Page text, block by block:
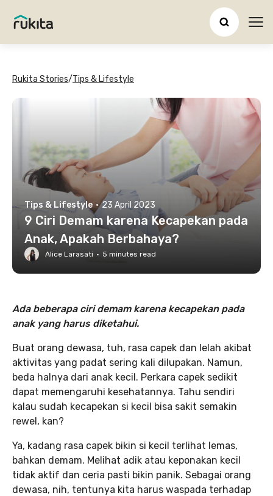
Rukita Stories/Tips & Lifestyle
Tips & Lifestyle · 23 April 2023
9 Ciri Demam karena Kecapekan pada
Anak, Apakah Berbahaya?
Alice Larasati · 5 minutes read
Ada beberapa ciri demam karena kecapekan pada
anak yang harus diketahui.
Buat orang dewasa, tuh, rasa capek dan lelah akibat
aktivitas yang padat sering kali dilupakan. Namun,
beda halnya dari anak kecil. Perkara capek sedikit
dapat memengaruhi kesehatannya. Tahu sendiri
kalau sudah kecapekan si kecil bisa sakit semakin
rewel, kan?
Ya, kadang rasa capek bikin si kecil terlihat lemas,
bahkan demam. Melihat adik atau keponakan kecil
tidak aktif dan ceria pasti bikin panik. Sebagai orang
dewasa, nih, tentunya kita harus waspada terhadap